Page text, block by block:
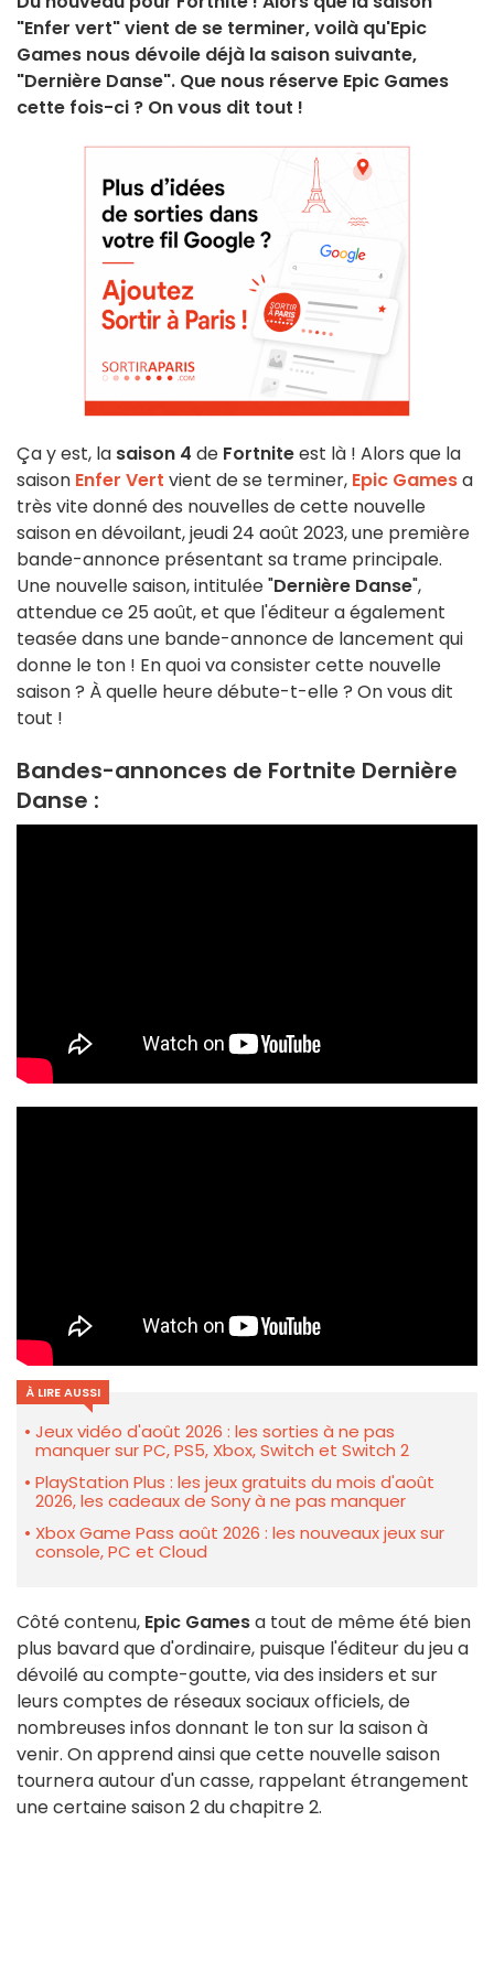
"Enfer vert" vient de se terminer, voilà qu'Epic
Games nous dévoile déjà la saison suivante,
"Dernière Danse". Que nous réserve Epic Games
cette fois-ci ? On vous dit tout !
Ça y est, la saison 4 de Fortniteest là ! Alors que la
saison Enfer Vert vient de se terminer, Epic Gamesa
très vite donné des nouvelles de cette nouvelle
saison en dévoilant, jeudi 24 août 2023, une première
bande-annonce présentant sa trame principale.
Une nouvelle saison, intitulée "Dernière Danse",
attendue ce 25 août, et que l'éditeur a également
teasée dans une bande-annonce de lancement qui
donne le ton ! En quoi va consister cette nouvelle
saison ? À quelle heure débute-t-elle ? On vous dit
tout !
Bandes-annonces de Fortnite Dernière
Danse :
À LIRE AUSSI
Jeux vidéo d'août 2026 : les sorties à ne pas
manquer sur PC, PS5, Xbox, Switch et Switch 2
PlayStation Plus : les jeux gratuits du mois d'août
2026, les cadeaux de Sony à ne pas manquer
Xbox Game Pass août 2026 : les nouveaux jeux sur
console, PC et Cloud
Côté contenu, Epic Gamesa tout de même été bien
plus bavard que d'ordinaire, puisque l'éditeur du jeu a
dévoilé au compte-goutte, via des insiders et sur
leurs comptes de réseaux sociaux officiels, de
nombreuses infos donnant le ton sur la saison à
venir. On apprend ainsi que cette nouvelle saison
tournera autour d'un casse, rappelant étrangement
une certaine saison 2 du chapitre 2.